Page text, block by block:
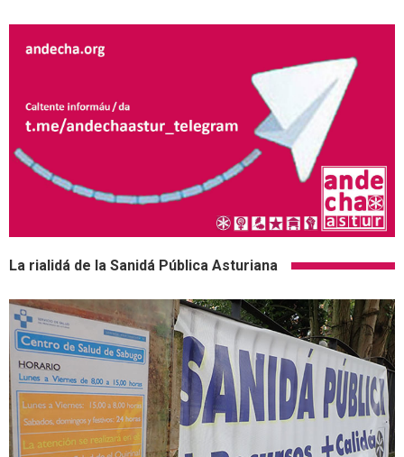
La rialidá de la Sanidá Pública Asturiana